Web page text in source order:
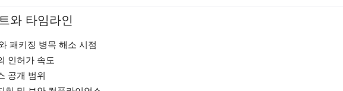
와 타임라인
패키징 병목 해소 시점
인허가 속도
공개 범위